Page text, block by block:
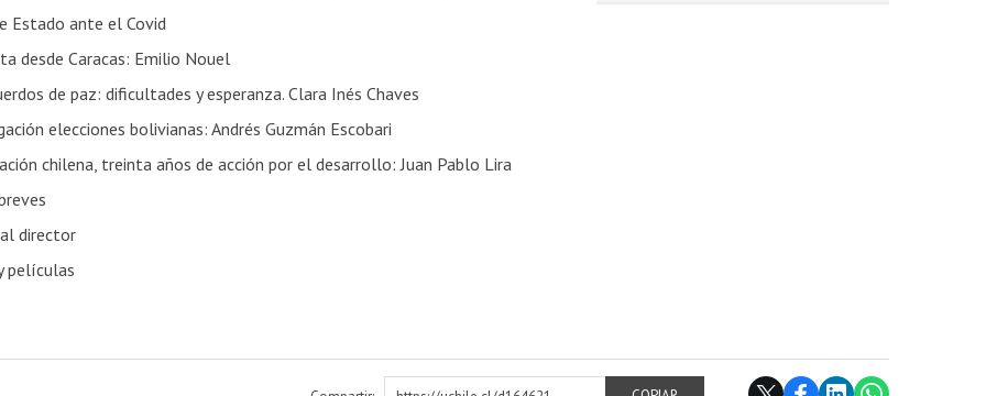
Estado ante el Covid
desde Caracas: Emilio Nouel
de paz: dificultades y esperanza. Clara Inés Chaves
elecciones bolivianas: Andrés Guzmán Escobari
chilena, treinta años de acción por el desarrollo: Juan Pablo Lira
director
películas